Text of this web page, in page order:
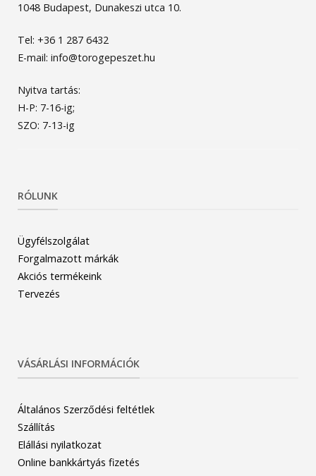
1048 Budapest, Dunakeszi utca 10.
Tel: +36 1 287 6432
E-mail: info@torogepeszet.hu
Nyitva tartás:
H-P: 7-16-ig;
SZO: 7-13-ig
RÓLUNK
Ügyfélszolgálat
Forgalmazott márkák
Akciós termékeink
Tervezés
VÁSÁRLÁSI INFORMÁCIÓK
Általános Szerződési feltétlek
Szállítás
Elállási nyilatkozat
Online bankkártyás fizetés